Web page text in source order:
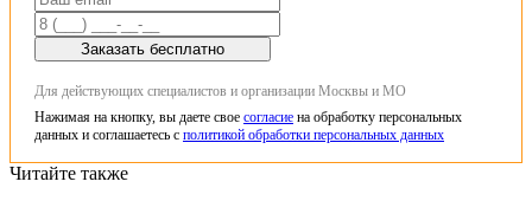
Заказать бесплатно
Для действующих специалистов и организации Москвы и МО
Нажимая на кнопку, вы даете свое согласие на обработку персональных
данных и соглашаетесь с политикой обработки персональных данных
Читайте также